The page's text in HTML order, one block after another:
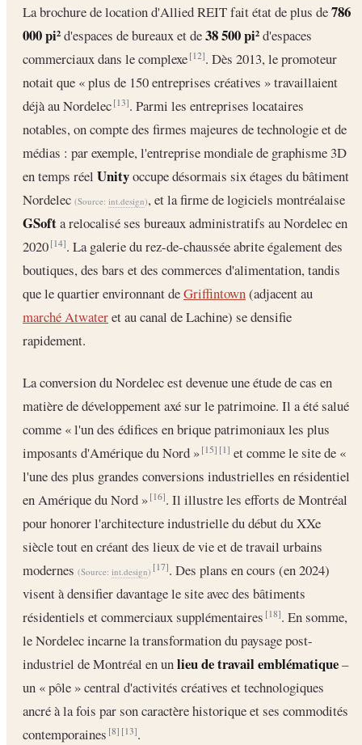
La brochure de location d'Allied REIT fait état de plus de786
000 pi²d'espaces de bureaux et de38 500 pi²d'espaces
commerciaux dans le complexe[12]. Dès 2013, le promoteur
notait que « plus de 150 entreprises créatives » travaillaient
déjà au Nordelec[13]. Parmi les entreprises locataires
notables, on compte des firmes majeures de technologie et de
médias : par exemple, l'entreprise mondiale de graphisme 3D
en temps réel Unityoccupe désormais six étages du bâtiment
Nordelec (Source: int.design), et la firme de logiciels montréalaise
GSofta relocalisé ses bureaux administratifs au Nordelec en
2020[14]. La galerie du rez-de-chaussée abrite également des
boutiques, des bars et des commerces d'alimentation, tandis
que le quartier environnant deGriffintown(adjacent au
marché Atwateret au canal de Lachine) se densifie
rapidement.
La conversion du Nordelec est devenue une étude de cas en
matière de développement axé sur le patrimoine. Il a été salué
comme « l'un des édifices en brique patrimoniaux les plus
imposants d'Amérique du Nord »[15] [1] et comme le site de «
l'une des plus grandes conversions industrielles en résidentiel
en Amérique du Nord »[16]. Il illustre les efforts de Montréal
pour honorer l'architecture industrielle du début du XXe
siècle tout en créant des lieux de vie et de travail urbains
modernes (Source: int.design) [17]. Des plans en cours (en 2024)
visent à densifier davantage le site avec des bâtiments
résidentiels et commerciaux supplémentaires[18]. En somme,
le Nordelec incarne la transformation du paysage post-
industriel de Montréal en unlieu de travail emblématique–
un « pôle » central d'activités créatives et technologiques
ancré à la fois par son caractère historique et ses commodités
contemporaines[8] [13].